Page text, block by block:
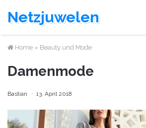
Netzjuwelen
Home » Beauty und Mode
Damenmode
Bastian 13. April 2018